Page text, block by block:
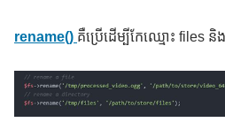
rename() គឺប្រើដើម្បីកែឈ្មោះ files និ